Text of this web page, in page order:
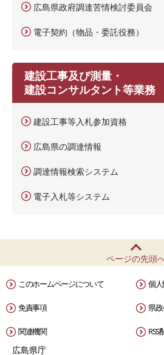
広島県政府調達苦情検討委員会
電子契約（物品・委託役務）
建設工事及び測量・
建設コンサルタント等業務
建設工事等入札参加資格
広島県の調達情報
調達情報検索システム
電子入札等システム
ページの先頭
このホームページについて 個
免責事項 県
関連機関
広島県庁